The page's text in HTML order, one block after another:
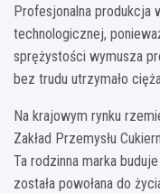
Profesjonalna produkcja
technologicznej,
sprężystości wymusza
bez trudu utrzymało
Na krajowym rynku
Zakład Przemysłu
Ta rodzinna marka
została powołana do